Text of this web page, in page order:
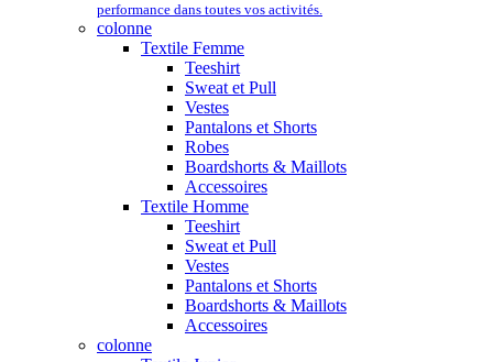
performance dans toutes vos activités.
colonne
Textile Femme
Teeshirt
Sweat et Pull
Vestes
Pantalons et Shorts
Robes
Boardshorts & Maillots
Accessoires
Textile Homme
Teeshirt
Sweat et Pull
Vestes
Pantalons et Shorts
Boardshorts & Maillots
Accessoires
colonne